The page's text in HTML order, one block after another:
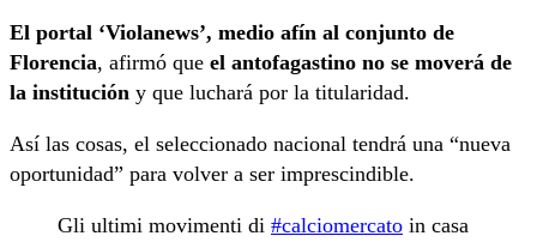
El portal ‘Violanews’, medio afín al conjunto de
Florencia, afirmó que el antofagastino no se moverá de
la institución y que luchará por la titularidad.
Así las cosas, el seleccionado nacional tendrá una “nueva
oportunidad” para volver a ser imprescindible.
Gli ultimi movimenti di #calciomercato in casa